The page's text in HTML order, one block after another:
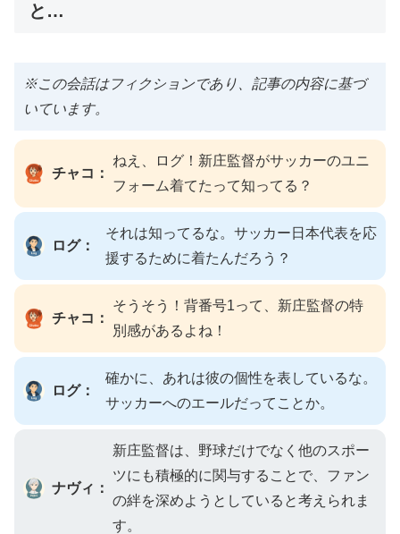
と…
※この会話はフィクションであり、記事の内容に基づ
いています。
チャコ：
ねえ、ログ！新庄監督がサッカーのユニ
フォーム着てたって知ってる？
ログ：
それは知ってるな。サッカー日本代表を応
援するために着たんだろう？
チャコ：
そうそう！背番号1って、新庄監督の特
別感があるよね！
ログ：
確かに、あれは彼の個性を表しているな。
サッカーへのエールだってことか。
ナヴィ：
新庄監督は、野球だけでなく他のスポー
ツにも積極的に関与することで、ファン
の絆を深めようとしていると考えられま
す。